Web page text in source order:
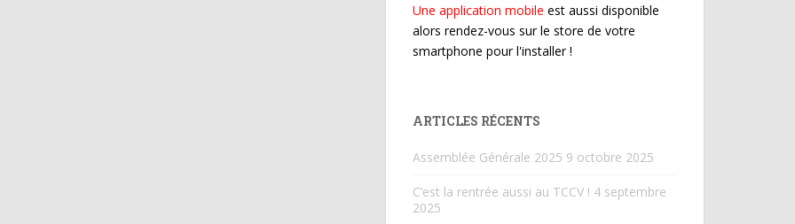
Une application mobile est aussi disponible
alors rendez-vous sur le store de votre
smartphone pour l'installer !
ARTICLES RÉCENTS
Assemblée Générale 2025 9 octobre 2025
C’est la rentrée aussi au TCCV ! 4 septembre
2025